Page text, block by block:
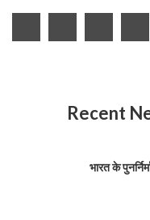
Recent
भारत के